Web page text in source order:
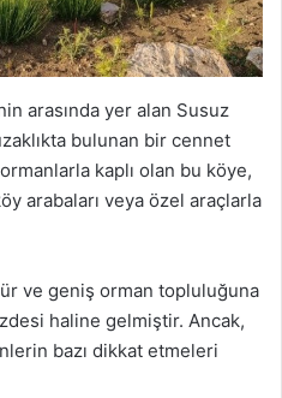
arasında yer alan Susuz
bulunan bir cennet
kaplı olan bu köye,
arabaları veya özel araçlarla
ve geniş orman topluluğuna
haline gelmiştir. Ancak,
bazı dikkat etmeleri